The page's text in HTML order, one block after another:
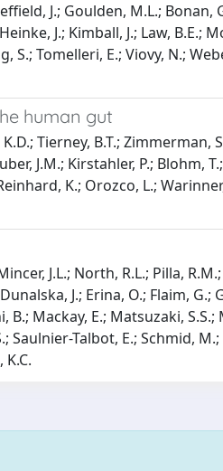
J.; Goulden, M.L.; Bonan,
J.; Kimball, J.; Law, B.E.;
Tomelleri, E.; Viovy, N.;
human gut
Tierney, B.T.; Zimmerman,
J.M.; Kirstahler, P.; Blohm,
K.; Orozco, L.;
J.L.; North, R.L.; Pilla,
J.; Erina, O.; Flaim,
B.; Mackay, E.; Matsuzaki,
Saulnier-Talbot, E.; Schmid,